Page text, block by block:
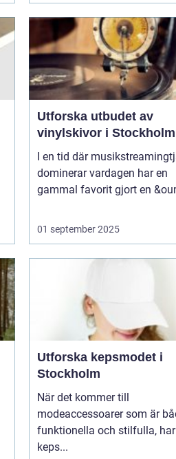
Utforska utbudet av
vinylskivor i Stockholm
I en tid där
dominerar vardagen har en
gammal favorit gjort en
01 september 2025
Utforska kepsmodet i
Stockholm
När det kommer till
modeaccessoarer som är
funktionella och stilfulla, har
keps...